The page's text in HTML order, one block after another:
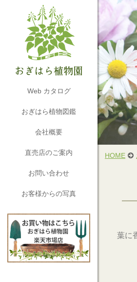
Web カタログ
おぎはら植物図鑑
会社概要
直売店のご案内
お問い合わせ
お客様からの写真
HOME
葉に